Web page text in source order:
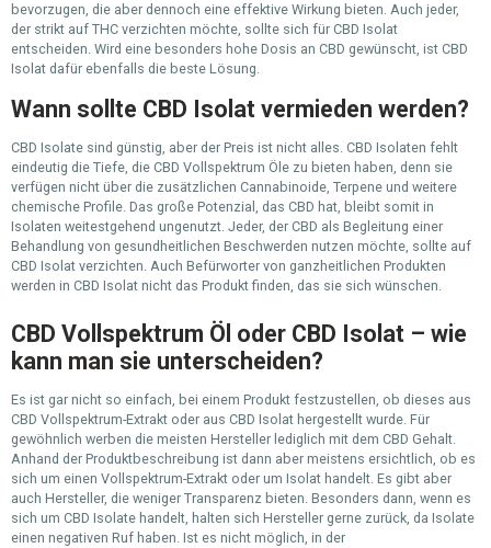
bevorzugen, die aber dennoch eine effektive Wirkung bieten. Auch jeder,
der strikt auf THC verzichten möchte, sollte sich für CBD Isolat
entscheiden. Wird eine besonders hohe Dosis an CBD gewünscht, ist CBD
Isolat dafür ebenfalls die beste Lösung.
Wann sollte CBD Isolat vermieden werden?
CBD Isolate sind günstig, aber der Preis ist nicht alles. CBD Isolaten fehlt
eindeutig die Tiefe, die CBD Vollspektrum Öle zu bieten haben, denn sie
verfügen nicht über die zusätzlichen Cannabinoide, Terpene und weitere
chemische Profile. Das große Potenzial, das CBD hat, bleibt somit in
Isolaten weitestgehend ungenutzt. Jeder, der CBD als Begleitung einer
Behandlung von gesundheitlichen Beschwerden nutzen möchte, sollte auf
CBD Isolat verzichten. Auch Befürworter von ganzheitlichen Produkten
werden in CBD Isolat nicht das Produkt finden, das sie sich wünschen.
CBD Vollspektrum Öl oder CBD Isolat – wie
kann man sie unterscheiden?
Es ist gar nicht so einfach, bei einem Produkt festzustellen, ob dieses aus
CBD Vollspektrum-Extrakt oder aus CBD Isolat hergestellt wurde. Für
gewöhnlich werben die meisten Hersteller lediglich mit dem CBD Gehalt.
Anhand der Produktbeschreibung ist dann aber meistens ersichtlich, ob es
sich um einen Vollspektrum-Extrakt oder um Isolat handelt. Es gibt aber
auch Hersteller, die weniger Transparenz bieten. Besonders dann, wenn es
sich um CBD Isolate handelt, halten sich Hersteller gerne zurück, da Isolate
einen negativen Ruf haben. Ist es nicht möglich, in der